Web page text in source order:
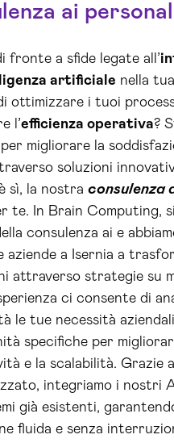
ai
fronte a sfide legate all’
artificiale nella
ottimizzare i tuoi
l’efficienza operativa?
migliorare la
soluzioni
sì, la nostra consulenza
te. In Brain Computing,
consulenza ai e
aziende a Isernia a
attraverso strategie su
ci consente di
le tue necessità
specifiche per
e la scalabilità. Grazie
integriamo i nostri
già esistenti,
fluida e senza